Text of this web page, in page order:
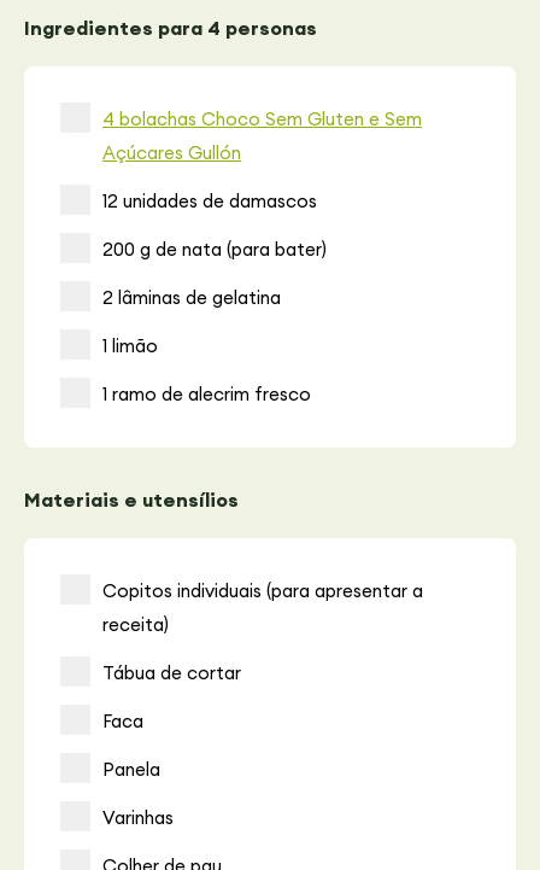
Ingredientes para 4 personas
4 bolachas Choco Sem Gluten e Sem
Açúcares Gullón
12 unidades de damascos
200 g de nata (para bater)
2 lâminas de gelatina
1 limão
1 ramo de alecrim fresco
Materiais e utensílios
Copitos individuais (para apresentar a
receita)
Tábua de cortar
Faca
Panela
Varinhas